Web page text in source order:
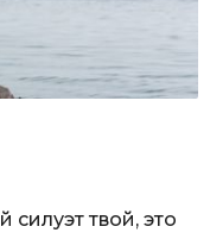
силуэт твой, это